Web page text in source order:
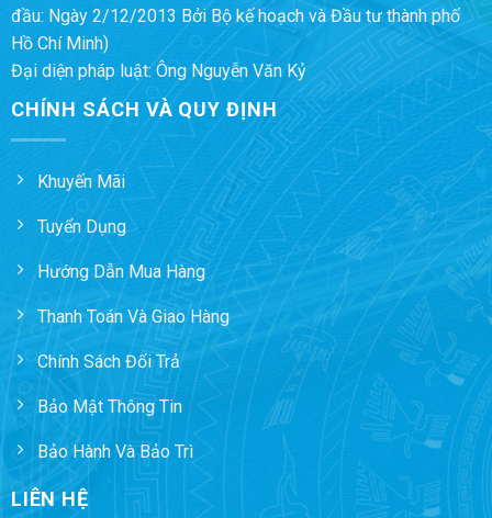
đầu: Ngày 2/12/2013 Bởi Bộ kế hoạch và Đầu tư thành phố
Hồ Chí Minh)
Đại diện pháp luật: Ông Nguyễn Văn Kỷ
CHÍNH SÁCH VÀ QUY ĐỊNH
Khuyến Mãi
Tuyển Dụng
Hướng Dẫn Mua Hàng
Thanh Toán Và Giao Hàng
Chính Sách Đổi Trả
Bảo Mật Thông Tin
Bảo Hành Và Bảo Trì
LIÊN HỆ